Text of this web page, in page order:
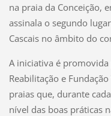
na praia da Conceição,
assinala o segundo
Cascais no âmbito do
A iniciativa é
Reabilitação e
praias que, durante
nível das boas práticas